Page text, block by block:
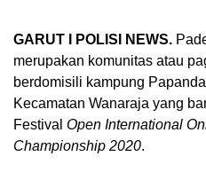
GARUT I POLISI NEWS.
merupakan komunitas atau
berdomisili kampung
Kecamatan Wanaraja yang
Festival Open International
Championship 2020.